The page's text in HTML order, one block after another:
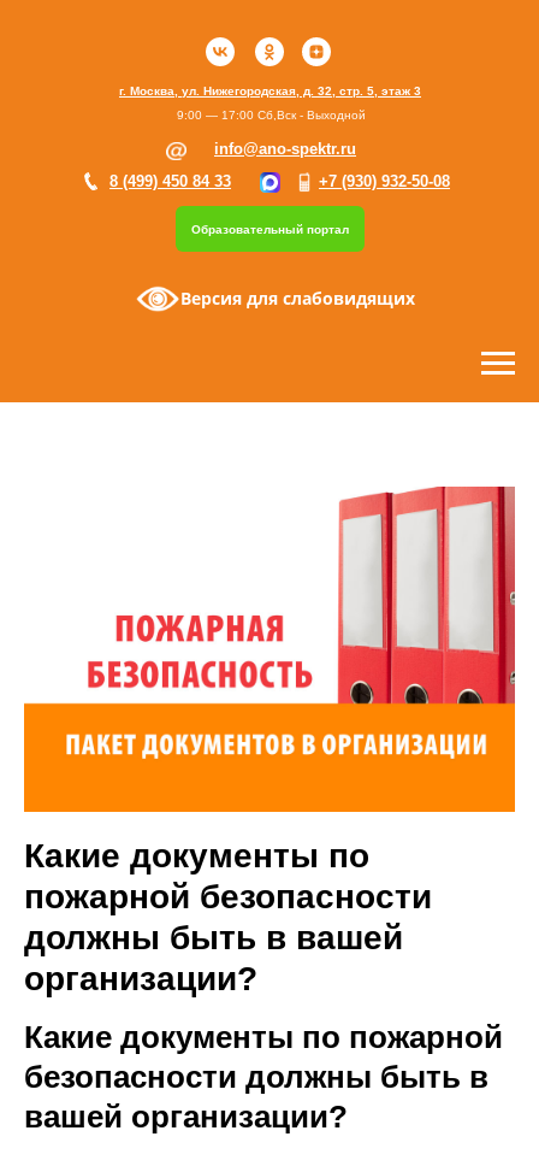
Образовательный портал
г. Москва, ул. Нижегородская, д. 32, стр. 5, этаж 3
+7 (930) 932-50-08
8 (499) 450 84 33
info@ano-spektr.ru
9:00 — 17:00 Сб,Вск - Выходной
Версия для слабовидящих
Какие документы по
пожарной безопасности
должны быть в вашей
организации?
Какие документы по пожарной
безопасности должны быть в
вашей организации?